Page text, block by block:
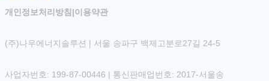
개인정보처리방침 |이용약관
(주)나우에너지솔루션 | 서울 송파구 백제고분로27길 24-5
사업자번호: 199-87-00446 | 통신판매업번호: 2017-서울송